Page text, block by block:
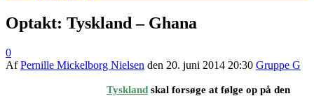
Optakt: Tyskland – Ghana
0
AfPernille Mickelborg Nielsen den 20. juni 2014 20:30 Gruppe G
Tyskland skal forsøge at følge op på den